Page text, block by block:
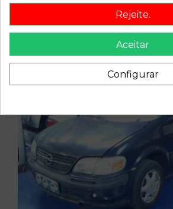
Rejeite.
Aceitar
Configurar